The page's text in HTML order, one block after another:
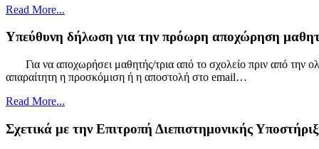
Read More...
Υπεύθυνη δήλωση για την πρόωρη αποχώρηση
Για να αποχωρήσει μαθητής/τρια από το σχολείο πριν από την
απαραίτητη η προσκόμιση ή η αποστολή στο email…
Read More...
Σχετικά με την Επιτροπή Διεπιστημονικής